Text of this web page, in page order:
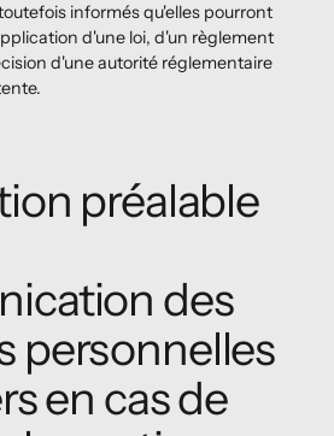
informés qu'elles pourront
d'une loi, d'un règlement
d'une autorité réglementaire
préalable
des
personnelles
en cas de